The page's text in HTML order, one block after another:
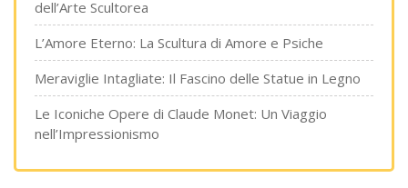
dell’Arte Scultorea
L’Amore Eterno: La Scultura di Amore e Psiche
Meraviglie Intagliate: Il Fascino delle Statue in Legno
Le Iconiche Opere di Claude Monet: Un Viaggio
nell’Impressionismo